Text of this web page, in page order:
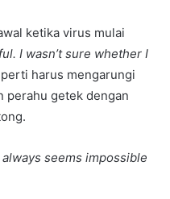
ketika virus mulai
I wasn’t sure whether I
harus mengarungi
perahu getek dengan
seems impossible